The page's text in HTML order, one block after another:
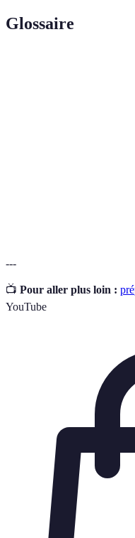
Glossaire
---
📺 Pour aller plus loin :
YouTube